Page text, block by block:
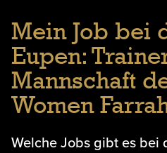
Mein Job bei
Eupen:
Mannschaft
Women
Welche Jobs gibt es bei